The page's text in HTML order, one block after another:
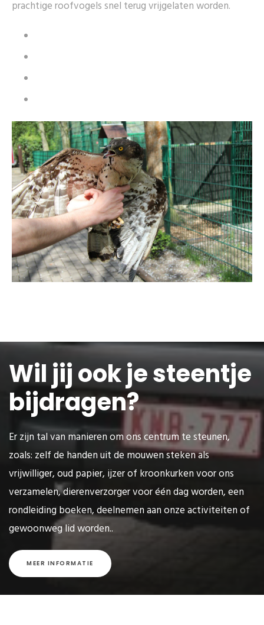
prachtige roofvogels snel terug vrijgelaten worden.
Wil jij ook je steentje
bijdragen?
Er zijn tal van manieren om ons centrum te steunen,
zoals: zelf de handen uit de mouwen steken als
vrijwilliger, oud papier, ijzer of kroonkurken voor ons
verzamelen, dierenverzorger voor één dag worden, een
rondleiding boeken, deelnemen aan onze activiteiten of
gewoonweg lid worden..
MEER INFORMATIE